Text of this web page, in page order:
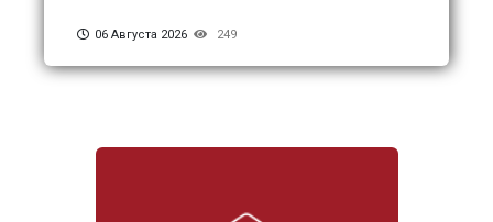
06 Августа 2026 249